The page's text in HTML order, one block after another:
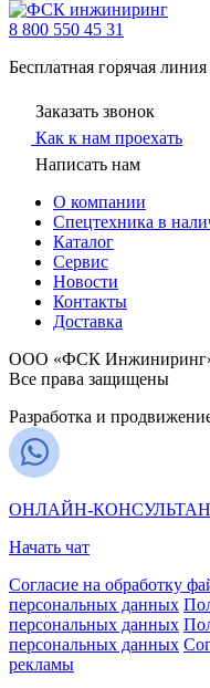
8 800 550 45 31
Бесплатная горячая
Заказать звонок
Как к нам проехать
Написать нам
О компании
Спецтехника в
Каталог
Сервис
Новости
Контакты
Доставка
ООО «ФСК Инжиниринг»
Все права защищены
Разработка и
ОНЛАЙН-
Начать чат
Согласие на обработку
персональных данных
персональных данных
персональных данных
рекламы